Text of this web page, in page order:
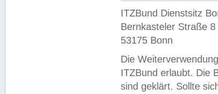
ITZBund Dienstsitz
Bernkasteler Straße 8
53175 Bonn
Die
ITZBund erlaubt. Die
sind geklärt. Sollte